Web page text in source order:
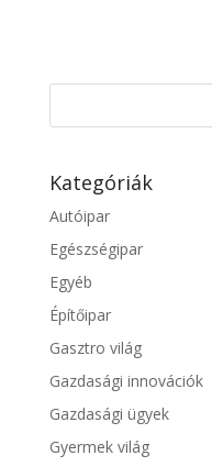
Kategóriák
Autóipar
Egészségipar
Egyéb
Építőipar
Gasztro világ
Gazdasági innovációk
Gazdasági ügyek
Gyermek világ